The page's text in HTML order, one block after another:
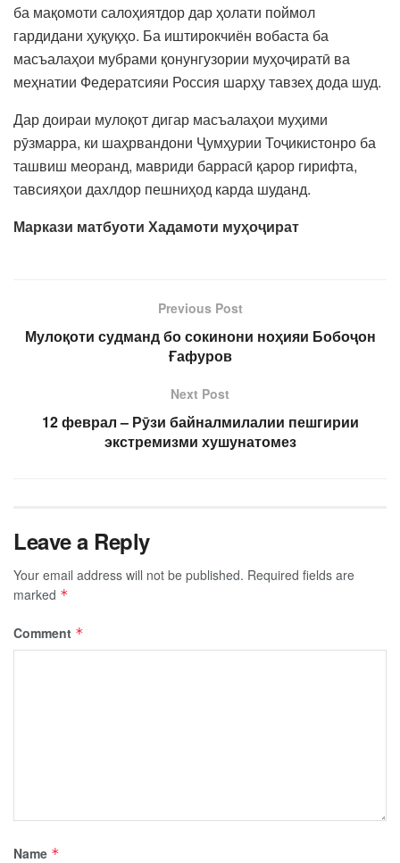
ба мақомоти салоҳиятдор дар ҳолати поймол
гардидани ҳуқуқҳо. Ба иштирокчиён вобаста ба
масъалаҳои мубрами қонунгузории муҳоҷиратӣ ва
меҳнатии Федератсияи Россия шарҳу тавзеҳ дода шуд.
Дар доираи мулоқот дигар масъалаҳои муҳими
рӯзмарра, ки шаҳрвандони Ҷумҳурии Тоҷикистонро ба
ташвиш меоранд, мавриди баррасӣ қарор гирифта,
тавсияҳои дахлдор пешниҳод карда шуданд.
Маркази матбуоти Хадамоти муҳоҷират
Previous Post
Мулоқоти судманд бо сокинони ноҳияи Бобоҷон
Ғафуров
Next Post
12 феврал – Рӯзи байналмилалии пешгирии
экстремизми хушунатомез
Leave a Reply
Your email address will not be published. Required fields are
marked *
Comment *
Name *